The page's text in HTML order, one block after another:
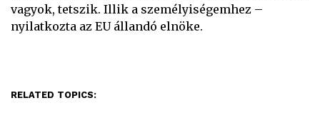
vagyok, tetszik. Illik a személyiségemhez –
nyilatkozta az EU állandó elnöke.
RELATED TOPICS: